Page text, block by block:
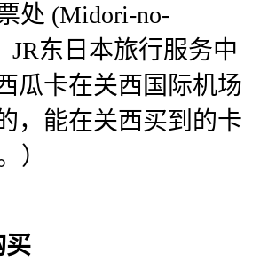
处 (Midori-no-
JR东日本旅行服务中
瓜卡在关西国际机场
，能在关西买到的卡
）
买